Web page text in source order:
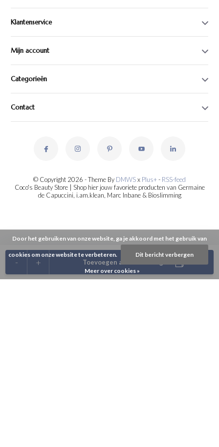
+
- Toevoegen aan winkelwagen
Klantenservice
Mijn account
Categorieën
Contact
© Copyright 2026 - Theme By DMWSx Plus+- RSS-feed
Coco's Beauty Store | Shop hier jouw favoriete producten van Germaine
de Capuccini, i.am.klean, Marc Inbane & Bioslimming
Door het gebruiken van onze website, ga je akkoord met het gebruik van
cookies om onze website te verbeteren. Dit bericht verbergen
Meer over cookies »